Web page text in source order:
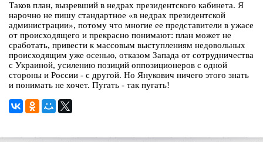
Таков план, вызревший в недрах президентского кабинета. Я
нарочно не пишу стандартное «в недрах президентской
администрации», потому что многие ее представители в ужасе
от происходящего и прекрасно понимают: план может не
сработать, привести к массовым выступлениям недовольных
происходящим уже осенью, отказом Запада от сотрудничества
с Украиной, усилению позиций оппозиционеров с одной
стороны и России - с другой. Но Янукович ничего этого знать
и понимать не хочет. Пугать - так пугать!